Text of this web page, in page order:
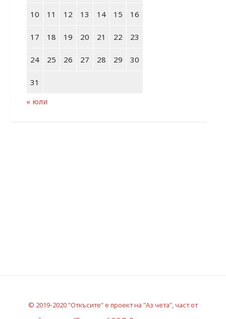
10 11 12 13 14 15 16
17 18 19 20 21 22 23
24 25 26 27 28 29 30
31
« юли
© 2019-2020 "Откъсите" е проект на "Аз чета", част от